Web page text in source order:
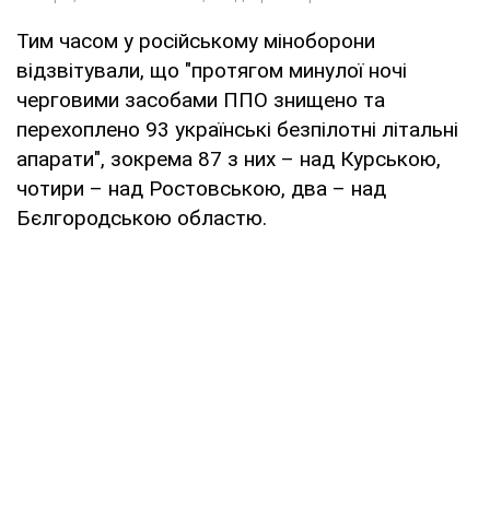
Тим часом у російському міноборони
відзвітували, що "протягом минулої ночі
черговими засобами ППО знищено та
перехоплено 93 українські безпілотні літальні
апарати", зокрема 87 з них – над Курською,
чотири – над Ростовською, два – над
Бєлгородською областю.